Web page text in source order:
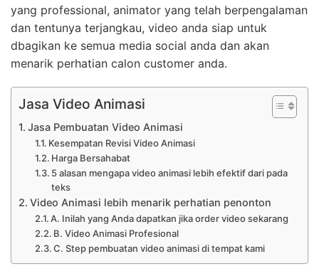
yang professional, animator yang telah berpengalaman
dan tentunya terjangkau, video anda siap untuk
dbagikan ke semua media social anda dan akan
menarik perhatian calon customer anda.
Jasa Video Animasi
Jasa Pembuatan Video Animasi
Kesempatan Revisi Video Animasi
Harga Bersahabat
5 alasan mengapa video animasi lebih efektif dari pada
teks
Video Animasi lebih menarik perhatian penonton
A. Inilah yang Anda dapatkan jika order video sekarang
B. Video Animasi Profesional
C. Step pembuatan video animasi di tempat kami